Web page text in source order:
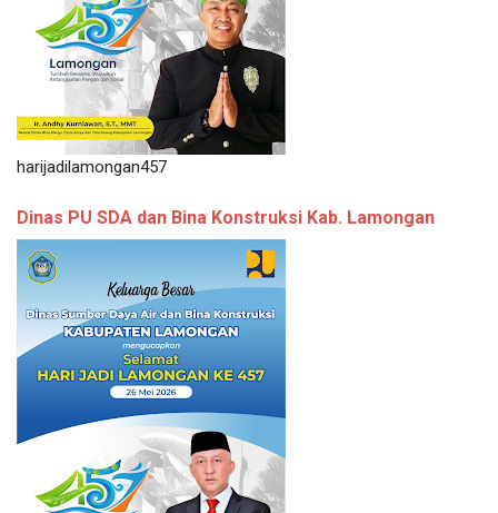
harijadilamongan457
Dinas PU SDA dan Bina Konstruksi Kab. Lamongan